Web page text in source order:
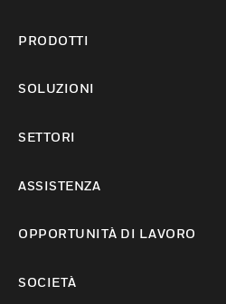
PRODOTTI
SOLUZIONI
SETTORI
ASSISTENZA
OPPORTUNITÀ DI LAVORO
SOCIETÀ